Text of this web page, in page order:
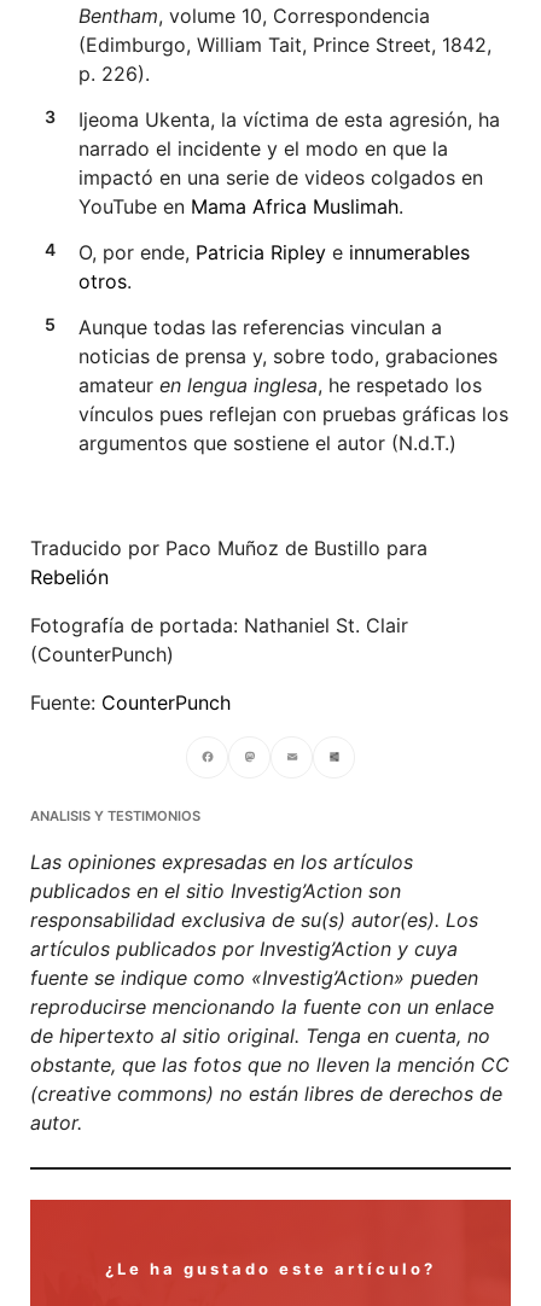
Bentham, volume 10, Correspondencia
(Edimburgo, William Tait, Prince Street, 1842,
p. 226).
Ijeoma Ukenta, la víctima de esta agresión, ha
narrado el incidente y el modo en que la
impactó en una serie de videos colgados en
YouTube en Mama Africa Muslimah.
O, por ende, Patricia Ripley e innumerables
otros.
Aunque todas las referencias vinculan a
noticias de prensa y, sobre todo, grabaciones
amateur en lengua inglesa, he respetado los
vínculos pues reflejan con pruebas gráficas los
argumentos que sostiene el autor (N.d.T.)
Traducido por Paco Muñoz de Bustillo para
Rebelión
Fotografía de portada: Nathaniel St. Clair
(CounterPunch)
Fuente: CounterPunch
Facebook
ANALISIS Y TESTIMONIOS
Las opiniones expresadas en los artículos
publicados en el sitio Investig’Action son
responsabilidad exclusiva de su(s) autor(es). Los
artículos publicados por Investig’Action y cuya
fuente se indique como «Investig’Action» pueden
reproducirse mencionando la fuente con un enlace
de hipertexto al sitio original. Tenga en cuenta, no
obstante, que las fotos que no lleven la mención CC
(creative commons) no están libres de derechos de
autor.
¿Le ha gustado este artículo?